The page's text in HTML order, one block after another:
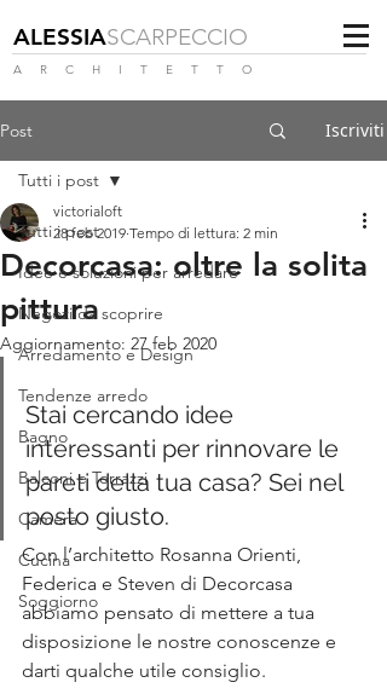
ALESSIASCARPECCIO
A R C H I T E T T O
Post Iscriviti
Tutti i post
Idee e soluzioni per arredare
Negozi da scoprire
Arredamento e Design
Tendenze arredo
Bagno
Balconi e Terrazzi
Camera
Cucina
Soggiorno
Tutti i post
Decorcasa: oltre la solita
pittura
victorialoft
28 feb 2019 Tempo di lettura: 2 min
Aggiornamento: 27 feb 2020
Stai cercando idee
interessanti per rinnovare le
pareti della tua casa? Sei nel
posto giusto.
Con l’architetto Rosanna Orienti,
Federica e Steven di Decorcasa
abbiamo pensato di mettere a tua
disposizione le nostre conoscenze e
darti qualche utile consiglio.